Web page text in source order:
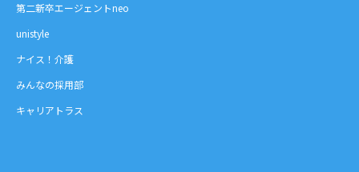
第二新卒エージェントneo
unistyle
ナイス！介護
みんなの採用部
キャリアトラス